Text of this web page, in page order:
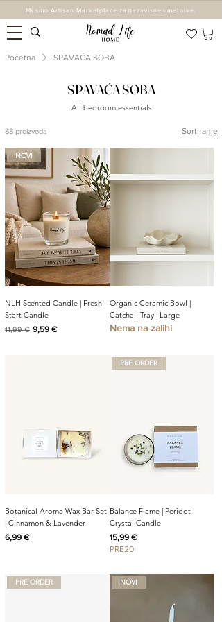
Mi smo Artisan Marketplace za nezavisne umetnike.
Početna SPAVAĆA SOBA
SPAVAĆA SOBA
All bedroom essentials
88 proizvoda Sortiranje
NOVI
NLH Scented Candle | Fresh
Start Candle
Redovna cijena
11,99 € Cijena s popustom
9,59 €
Organic Ceramic Bowl |
Catchall Tray | Large
Nema na zalihi
Botanical Aroma Wax Bar Set
| Cinnamon & Lavender
Cijena
6,99 €
PRE ORDER
Balance Flame | Peridot
Crystal Candle
Cijena
15,99 €
PRE20
PRE ORDER NOVI